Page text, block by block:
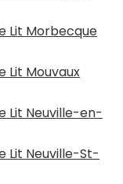
Lit Morbecque
Lit Mouvaux
Lit Neuville-en-
Lit Neuville-St-